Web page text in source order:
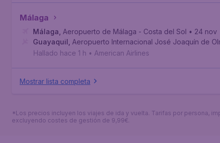
Málaga
Málaga Aeropuerto de Málaga - Costa del Sol • 24 nov
Guayaquil Aeropuerto Internacional José Joaquín de
Hallado hace 1 h • American Airlines
Mostrar lista completa
*Los precios incluyen los viajes de ida y vuelta. Tarifas por persona,
excluyendo costes de gestión de 9,99€.